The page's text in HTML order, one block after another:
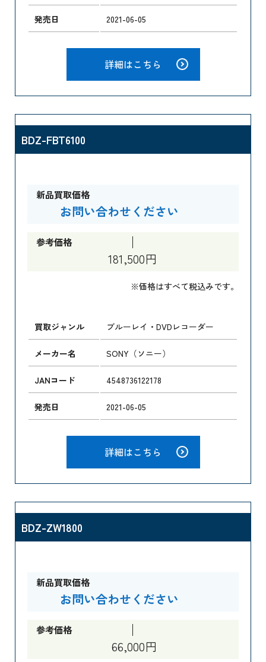
発売日 2021-06-05
詳細はこちら
BDZ-FBT6100
新品買取価格
お問い合わせください
参考価格
181,500円
※価格はすべて税込みです。
買取ジャンル ブルーレイ・DVDレコーダー
メーカー名 SONY（ソニー）
JANコード 4548736122178
発売日 2021-06-05
詳細はこちら
BDZ-ZW1800
新品買取価格
お問い合わせください
参考価格
66,000円